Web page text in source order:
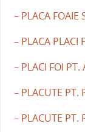
– PLACA
– PLACA PLACI
– PLACI FOI PT.
– PLACUTE PT.
– PLACUTE PT.